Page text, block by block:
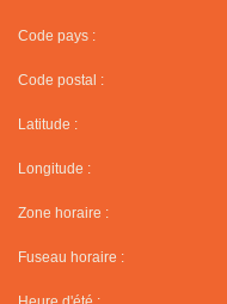
Code pays :
Code postal :
Latitude :
Longitude :
Zone horaire :
Fuseau horaire :